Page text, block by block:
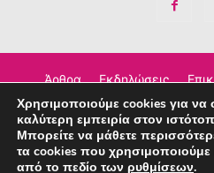
Άρθρα Εκδηλώσεις
Σχόλια Τέχνη –
Χρησιμοποιούμε cookies για
καλύτερη εμπειρία στον
Μπορείτε να μάθετε
τα cookies που
από το πεδίο των ρυθμίσεων.